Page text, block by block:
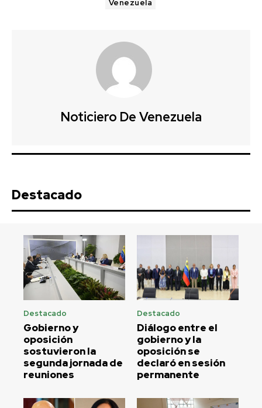
Venezuela
Noticiero De Venezuela
Destacado
Destacado
Gobierno y
oposición
sostuvieron la
segunda jornada de
reuniones
Destacado
Diálogo entre el
gobierno y la
oposición se
declaró en sesión
permanente